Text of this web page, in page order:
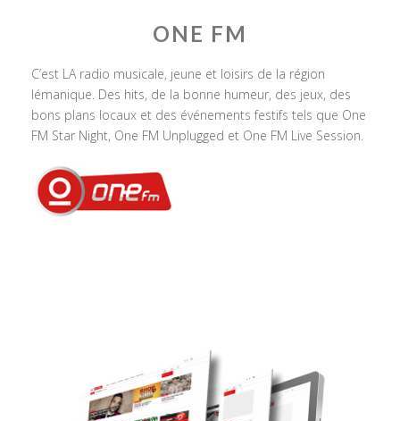
ONE FM
C’est LA radio musicale, jeune et loisirs de la région
lémanique. Des hits, de la bonne humeur, des jeux, des
bons plans locaux et des événements festifs tels que One
FM Star Night, One FM Unplugged et One FM Live Session.